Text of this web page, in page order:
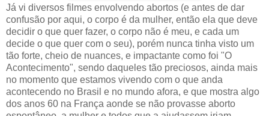
Já vi diversos filmes envolvendo abortos (e antes de dar
confusão por aqui, o corpo é da mulher, então ela que deve
decidir o que quer fazer, o corpo não é meu, e cada um
decide o que quer com o seu), porém nunca tinha visto um
tão forte, cheio de nuances, e impactante como foi "O
Acontecimento", sendo daqueles tão preciosos, ainda mais
no momento que estamos vivendo com o que anda
acontecendo no Brasil e no mundo afora, e que mostra algo
dos anos 60 na França aonde se não provasse aborto